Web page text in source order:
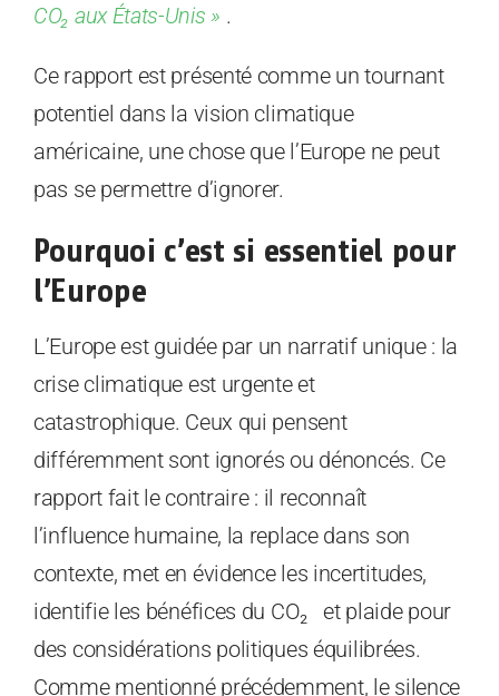
CO₂ aux États-Unis » .
Ce rapport est présenté comme un tournant
potentiel dans la vision climatique
américaine, une chose que l’Europe ne peut
pas se permettre d’ignorer.
Pourquoi c’est si essentiel pour
l’Europe
L’Europe est guidée par un narratif unique : la
crise climatique est urgente et
catastrophique. Ceux qui pensent
différemment sont ignorés ou dénoncés. Ce
rapport fait le contraire : il reconnaît
l’influence humaine, la replace dans son
contexte, met en évidence les incertitudes,
identifie les bénéfices du CO₂ et plaide pour
des considérations politiques équilibrées.
Comme mentionné précédemment, le silence